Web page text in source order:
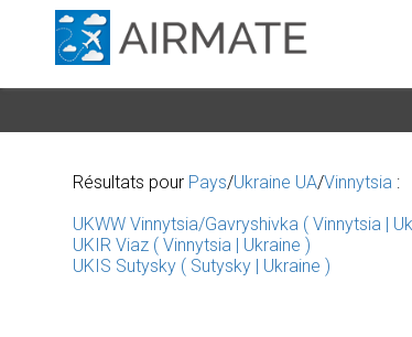
Résultats pour Pays/Ukraine UA/Vinnytsia :
UKWW Vinnytsia/Gavryshivka ( Vinnytsia |
UKIR Viaz ( Vinnytsia | Ukraine )
UKIS Sutysky ( Sutysky | Ukraine )